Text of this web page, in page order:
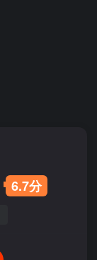
6.7分